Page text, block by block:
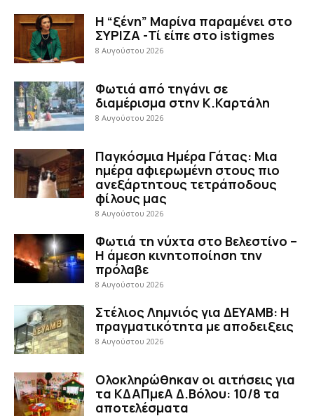
Η “ξένη” Μαρίνα παραμένει στο
ΣΥΡΙΖΑ -Τί είπε στο istigmes
8 Αυγούστου 2026
Φωτιά από τηγάνι σε
διαμέρισμα στην Κ.Καρτάλη
8 Αυγούστου 2026
Παγκόσμια Ημέρα Γάτας: Μια
ημέρα αφιερωμένη στους πιο
ανεξάρτητους τετράποδους
φίλους μας
8 Αυγούστου 2026
Φωτιά τη νύχτα στο Βελεστίνο –
Η άμεση κινητοποίηση την
πρόλαβε
8 Αυγούστου 2026
Στέλιος Λημνιός για ΔΕΥΑΜΒ: Η
πραγματικότητα με αποδειξεις
8 Αυγούστου 2026
Ολοκληρώθηκαν οι αιτήσεις για
τα ΚΔΑΠμεΑ Δ.Βόλου: 10/8 τα
αποτελέσματα